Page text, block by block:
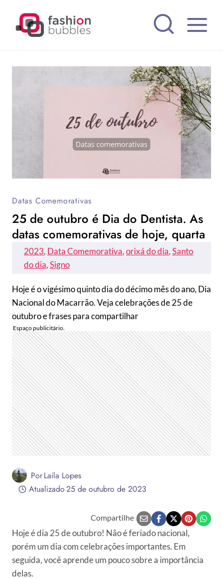
Datas Comemorativas
25 de outubro é Dia do Dentista. As
datas comemorativas de hoje, quarta
2023, Data Comemorativa, orixá do dia, Santo
do dia, Signo
Hoje é o vigésimo quinto dia do décimo mês do ano, Dia
Nacional do Macarrão. Veja celebrações de 25 de
outubro e frases para compartilhar
PorLaila Lopes
Atualizado25 de outubro de 2023
Compartilhe
Hoje é dia 25 de outubro! Não é feriado nacional,
porém um dia com celebrações importantes. Em
seguida, você aprende um pouco sobre a importância
delas.